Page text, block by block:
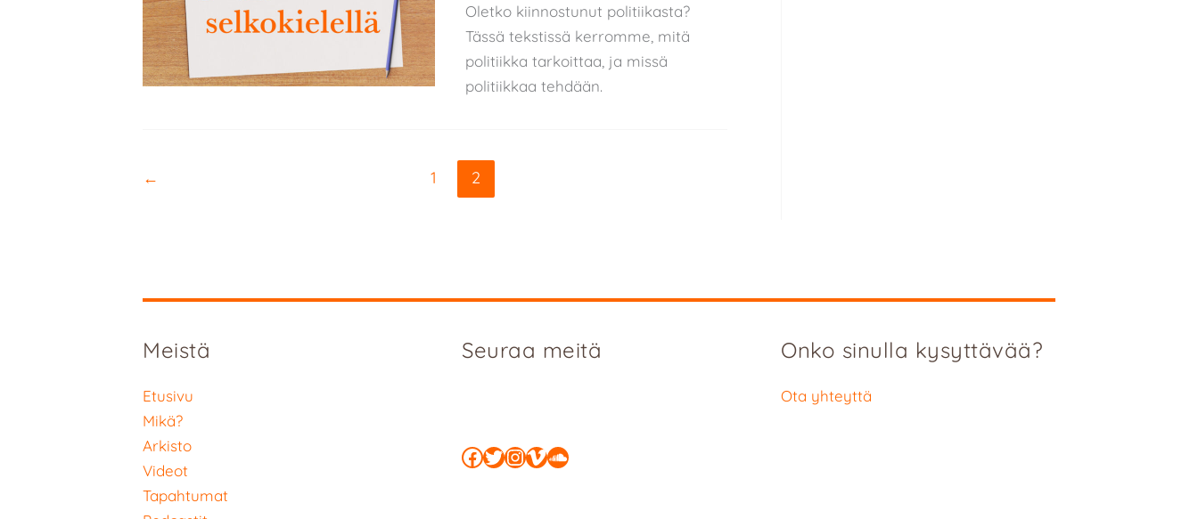
Oletko kiinnostunut politiikasta?
Tässä tekstissä kerromme, mitä
politiikka tarkoittaa, ja missä
politiikkaa tehdään.
← 1 2
Meistä
Etusivu
Mikä?
Arkisto
Videot
Tapahtumat
Seuraa meitä
Facebook
Twitter
Instagram
Vimeo
SoundCloud
Onko sinulla kysyttävää?
Ota yhteyttä